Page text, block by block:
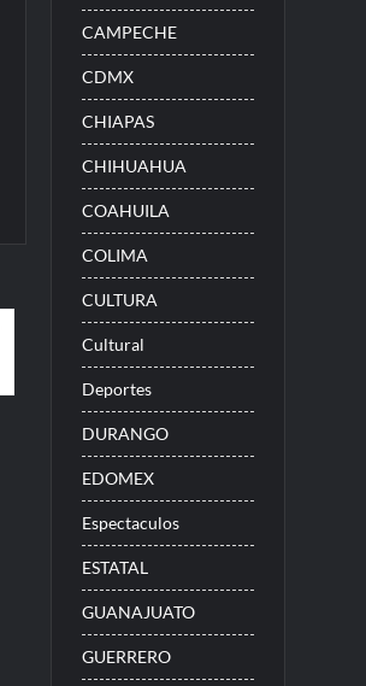
CAMPECHE
CDMX
CHIAPAS
CHIHUAHUA
COAHUILA
COLIMA
CULTURA
Cultural
Deportes
DURANGO
EDOMEX
Espectaculos
ESTATAL
GUANAJUATO
GUERRERO